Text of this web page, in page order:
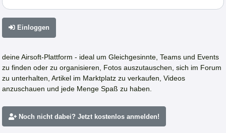
Einloggen
deine Airsoft-Plattform - ideal um Gleichgesinnte, Teams und Events
zu finden oder zu organisieren, Fotos auszutauschen, sich im Forum
zu unterhalten, Artikel im Marktplatz zu verkaufen, Videos
anzuschauen und jede Menge Spaß zu haben.
Noch nicht dabei? Jetzt kostenlos anmelden!